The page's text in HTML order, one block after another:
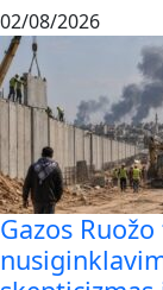
02/08/2026
Gazos